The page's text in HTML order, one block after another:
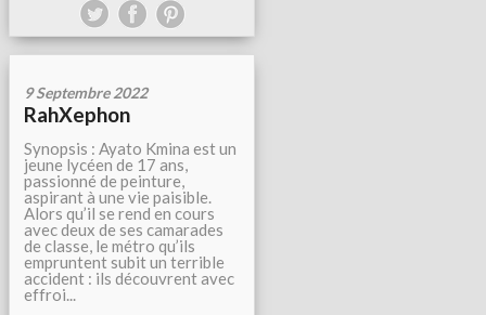
9 Septembre 2022
RahXephon
Synopsis : Ayato Kmina est un
jeune lycéen de 17 ans,
passionné de peinture,
aspirant à une vie paisible.
Alors qu’il se rend en cours
avec deux de ses camarades
de classe, le métro qu’ils
empruntent subit un terrible
accident : ils découvrent avec
effroi...